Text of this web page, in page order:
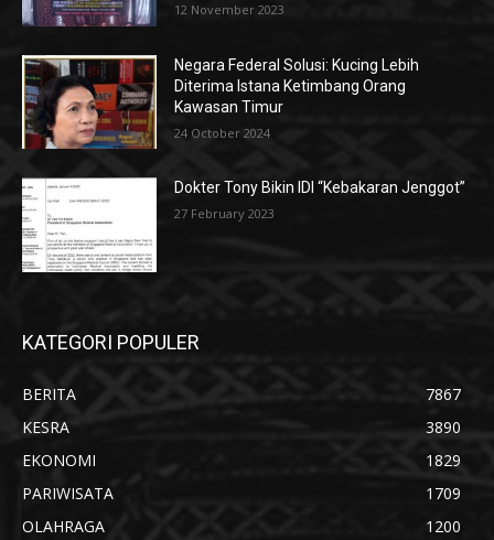
12 November 2023
Negara Federal Solusi: Kucing Lebih
Diterima Istana Ketimbang Orang
Kawasan Timur
24 October 2024
Dokter Tony Bikin IDI “Kebakaran Jenggot”
27 February 2023
KATEGORI POPULER
BERITA
7867
KESRA
3890
EKONOMI
1829
PARIWISATA
1709
OLAHRAGA
1200